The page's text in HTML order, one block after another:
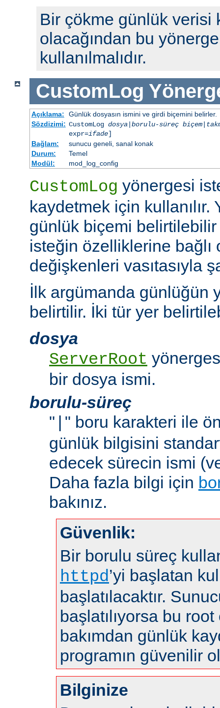
Bir çökme günlük verisi
olacağından bu
kullanılmalıdır.
CustomLog
Açıklama:
Günlük dosyasın ismini ve girdi biçemini belirler.
Sözdizimi: CustomLog dosya|borulu-süreç biçem|
expr=ifade]
Bağlam:
sunucu geneli, sanal konak
Durum:
Temel
Modül:
mod_log_config
CustomLog yönergesi
kaydetmek için
günlük biçemi belirtilebilir
isteğin özelliklerine bağlı
değişkenleri vasıtasıyla
İlk argümanda günlüğün
belirtilir. İki tür yer
dosya
ServerRoot
bir dosya ismi.
borulu-süreç
" " boru karakteri ile
günlük bilgisini
edecek sürecin ismi
Daha fazla bilgi için
bakınız.
Güvenlik:
Bir borulu süreç
httpd’yi başlatan
başlatılacaktır.
başlatılıyorsa bu
bakımdan günlük
programın güvenilir
Bilginize